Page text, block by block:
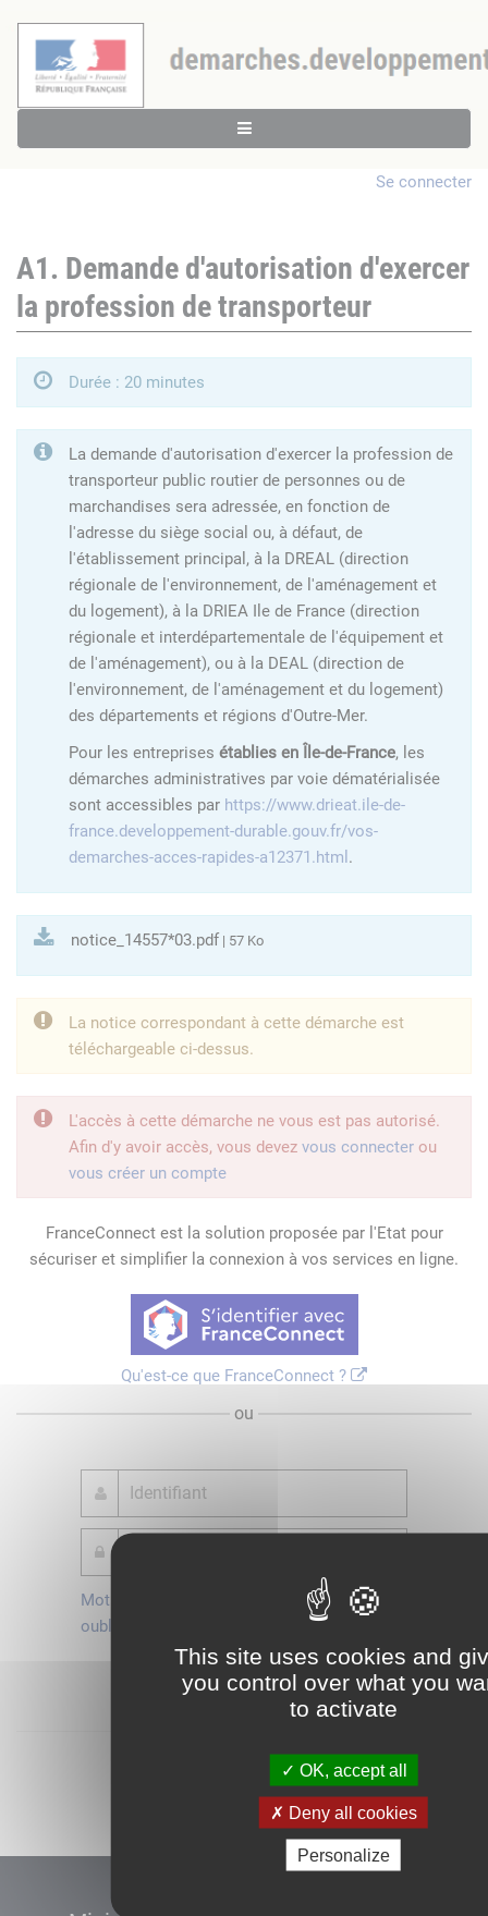
This site uses cookies and
you control over what you
to activate
OK, accept all
Deny all cookies
Personalize
Se connecter
A1. Demande d'autorisation d'exercer
la profession de transporteur
Durée : 20 minutes
La demande d'autorisation d'exercer la profession de
transporteur public routier de personnes ou de
marchandises sera adressée, en fonction de
l'adresse du siège social ou, à défaut, de
l'établissement principal, à la DREAL (direction
régionale de l'environnement, de l'aménagement et
du logement), à la DRIEA Ile de France (direction
régionale et interdépartementale de l'équipement et
de l'aménagement), ou à la DEAL (direction de
l'environnement, de l'aménagement et du logement)
des départements et régions d'Outre-Mer.
Pour les entreprises établies en Île-de-France, les
démarches administratives par voie dématérialisée
sont accessibles par https://www.drieat.ile-de-
france.developpement-durable.gouv.fr/vos-
demarches-acces-rapides-a12371.html .
notice_14557*03.pdf | 57 Ko
La notice correspondant à cette démarche est
téléchargeable ci-dessus.
L'accès à cette démarche ne vous est pas autorisé.
Afin d'y avoir accès, vous devez vous connecter ou
vous créer un compte
FranceConnect est la solution proposée par l'Etat pour
sécuriser et simplifier la connexion à vos services en ligne.
Qu'est-ce que FranceConnect ?
ou
Mot de passe
oublié ?
Je crée mon
compte
Connexion